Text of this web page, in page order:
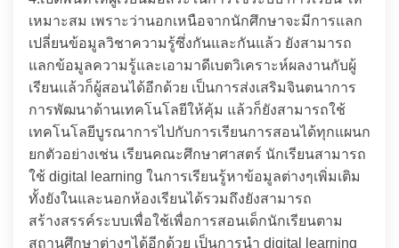
เหมาะสม เพราะว่านอกเหนือจากนักศึกษาจะมีการแลก
เปลี่ยนข้อมูลวิชาความรู้ซึ่งกันและกันแล้ว ยังสามารถ
แลกข้อมูลความรู้และเอามาดีเบตวิเคราะห์ผลงานกับผู้
เรียนแล้วก็ผู้สอนได้อีกด้วย เป็นการส่งเสริมจินตนาการ
การพัฒนาด้านเทคโนโลยีให้คุ้ม แล้วก็ยังสามารถใช้
เทคโนโลยีบูรณาการไปกับการเรียนการสอนได้ทุกแผนก
ยกตัวอย่างเช่น เรียนคณะศึกษาศาสตร์ นักเรียนสามารถ
ใช้ digital learning ในการเรียนรู้หาข้อมูลต่างๆเพิ่มเติม
ทั้งยังในและนอกห้องเรียนได้รวมถึงยังสามารถ
สร้างสรรค์ระบบเพื่อใช้เพื่อการสอนเด็กนักเรียนตาม
สถานศึกษาต่างๆได้อีกด้วย เป็นการนำ digital learning